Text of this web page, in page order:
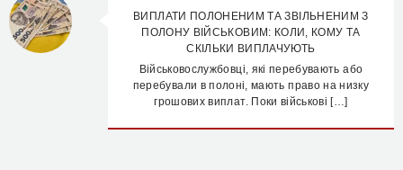
ВИПЛАТИ ПОЛОНЕНИМ ТА ЗВІЛЬНЕНИМ З
ПОЛОНУ ВІЙСЬКОВИМ: КОЛИ, КОМУ ТА
СКІЛЬКИ ВИПЛАЧУЮТЬ
Військовослужбовці, які перебувають або
перебували в полоні, мають право на низку
грошових виплат. Поки військові […]